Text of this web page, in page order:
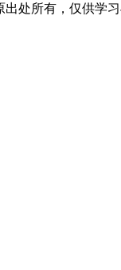
处所有，仅供学